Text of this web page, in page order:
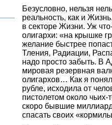
Безусловно, нельзя
реальность, как и
в секторе Жизни. Уж
олигархи: «на крышке
желание быстрее
Тления, Радиации,
надо просто забыть. В
мировая резервная
олигархов… Как я
рубле, исходила от
пистолетом около
скоро бывшие
спасать своих